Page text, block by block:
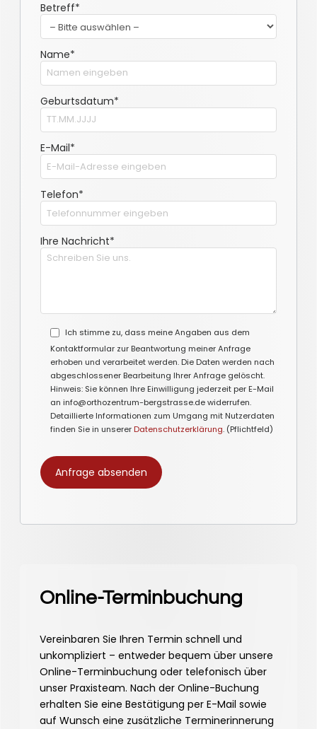
Betreff*
Name*
Geburtsdatum*
E-Mail*
Telefon*
Ihre Nachricht*
Ich stimme zu, dass meine Angaben aus dem
Kontaktformular zur Beantwortung meiner Anfrage
erhoben und verarbeitet werden. Die Daten werden nach
abgeschlossener Bearbeitung Ihrer Anfrage gelöscht.
Hinweis: Sie können Ihre Einwilligung jederzeit per E-Mail
an info@orthozentrum-bergstrasse.de widerrufen.
Detaillierte Informationen zum Umgang mit Nutzerdaten
finden Sie in unsererDatenschutzerklärung. (Pflichtfeld)
Online-Terminbuchung
Vereinbaren Sie Ihren Termin schnell und
unkompliziert – entweder bequem über unsere
Online-Terminbuchung oder telefonisch über
unser Praxisteam. Nach der Online-Buchung
erhalten Sie eine Bestätigung per E-Mail sowie
auf Wunsch eine zusätzliche Terminerinnerung